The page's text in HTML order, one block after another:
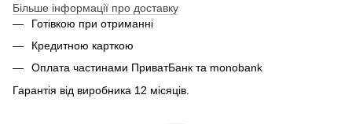
Більше інформації про доставку
Готівкою при отриманні
Кредитною карткою
Оплата частинами ПриватБанк та monobank
Гарантія від виробника 12 місяців.